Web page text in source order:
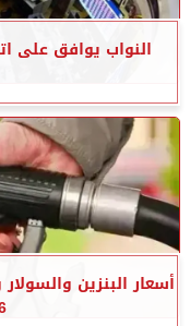
النواب يوافق على
أسعار البنزين
6